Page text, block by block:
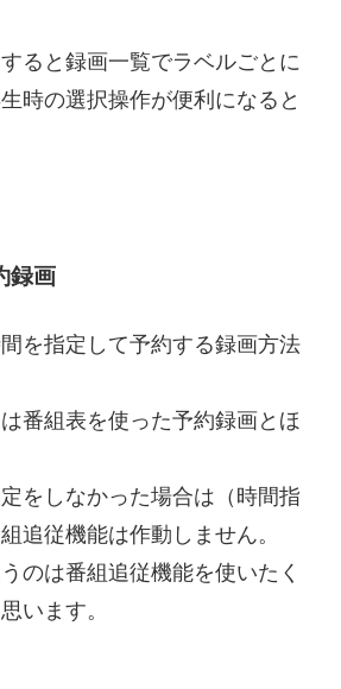
ると録画一覧でラベルごとに
時の選択操作が便利になると
録画
を指定して予約する録画方法
番組表を使った予約録画とほ
をしなかった場合は（時間指
追従機能は作動しません。
のは番組追従機能を使いたく
います。